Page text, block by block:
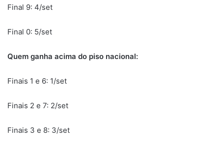
Final 9: 4/set
Final 0: 5/set
Quem ganha acima do piso nacional:
Finais 1 e 6: 1/set
Finais 2 e 7: 2/set
Finais 3 e 8: 3/set